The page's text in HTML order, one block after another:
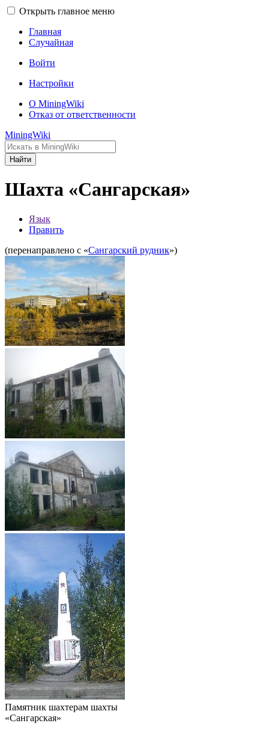
Открыть главное меню
Главная
Случайная
Войти
Настройки
О MiningWiki
Отказ от ответственности
MiningWiki
Найти
Шахта «Сангарская»
Язык
Править
(перенаправлено с «Сангарский рудник»)
Памятник шахтерам шахты
«Сангарская»